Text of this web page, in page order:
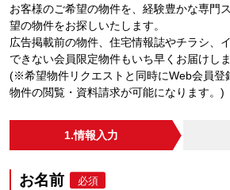
お客様のご希望の物件を、経験豊かな専門
望の物件をお探しいたします。
広告掲載前の物件、住宅情報誌やチラシ、
できない会員限定物件もいち早くお届けしま
(※希望物件リクエストと同時にWeb会員登
物件の閲覧・資料請求が可能になります。)
1.情報入力
お名前 必須